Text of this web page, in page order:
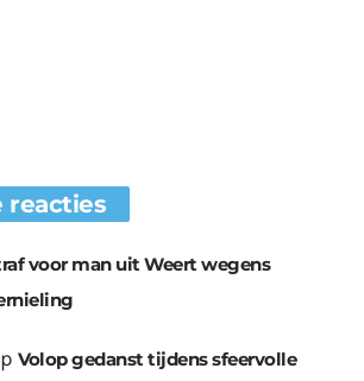
reacties
voor man uit Weert wegens
Volop gedanst tijdens sfeervolle